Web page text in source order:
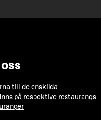
till de enskilda
på respektive restaurangs